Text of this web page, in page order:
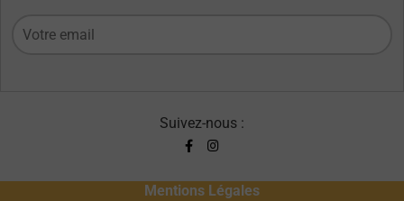
Suivez-nous :
Mentions Légales